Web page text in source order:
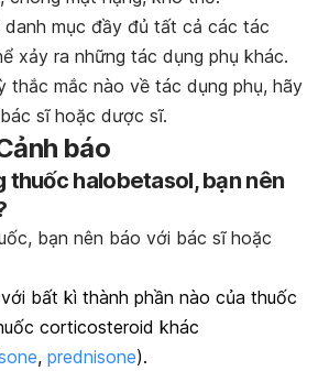
mục đầy đủ tất cả các tác
xảy ra những tác dụng phụ khác.
thắc mắc nào về tác dụng phụ, hãy
sĩ hoặc dược sĩ.
báo
thuốc halobetasol, bạn nên
bạn nên báo với bác sĩ hoặc
bất kì thành phần nào của thuốc
corticosteroid khác
, prednisone).